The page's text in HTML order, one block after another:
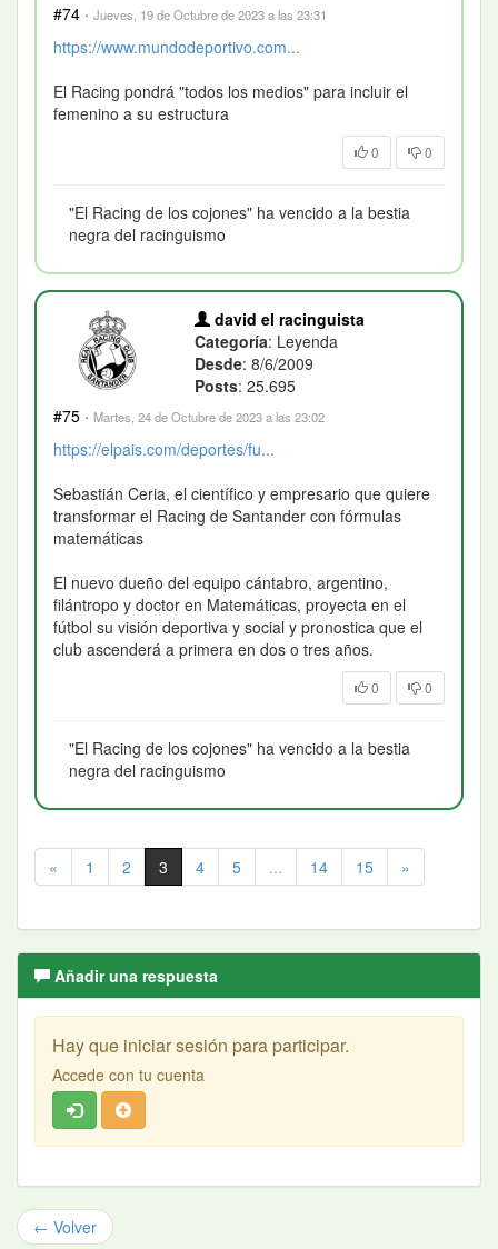
#74 · Jueves, 19 de Octubre de 2023 a las 23:31
https://www.mundodeportivo.com...
El Racing pondrá "todos los medios" para incluir el
femenino a su estructura
0 0
"El Racing de los cojones" ha vencido a la bestia
negra del racinguismo
david el racinguista
Categoría: Leyenda
Desde: 8/6/2009
Posts: 25.695
#75 · Martes, 24 de Octubre de 2023 a las 23:02
https://elpais.com/deportes/fu...
Sebastián Ceria, el científico y empresario que quiere
transformar el Racing de Santander con fórmulas
matemáticas
El nuevo dueño del equipo cántabro, argentino,
filántropo y doctor en Matemáticas, proyecta en el
fútbol su visión deportiva y social y pronostica que el
club ascenderá a primera en dos o tres años.
0 0
"El Racing de los cojones" ha vencido a la bestia
negra del racinguismo
« 1 2 3 4 5 ... 14 15 »
Añadir una respuesta
Hay que iniciar sesión para participar.
Accede con tu cuenta
← Volver